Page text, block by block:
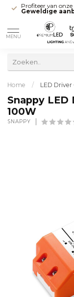
Profiteer van onze
Geweldige
MENU
Home / LED
Snappy
100W
SNAPPY